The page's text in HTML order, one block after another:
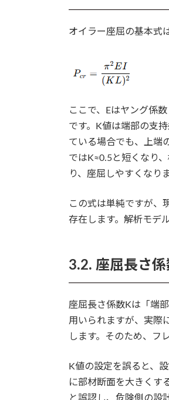
オイラー座屈の基本式
ここで、Eはヤング係
です。K値は端部の支
ている場合でも、上端
ではK≈0.5と短くなり
り、座屈しやすくなりま
この式は単純ですが、
存在します。解析モデ
3.2. 座屈長さ
座屈長さ係数Kは「端
用いられますが、実際
します。そのため、フ
K値の設定を誤ると、
に部材断面を大きくす
と誤認し、危険側の設